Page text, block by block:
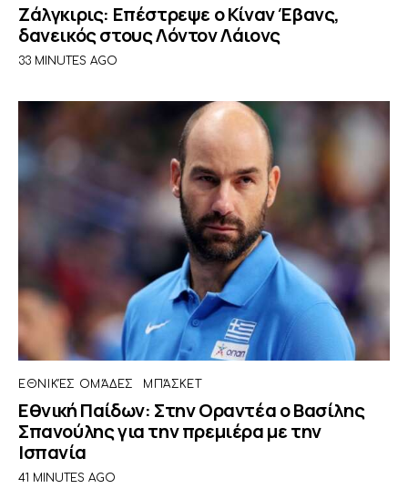
Ζάλγκιρις: Επέστρεψε ο Κίναν Έβανς,
δανεικός στους Λόντον Λάιονς
33 MINUTES AGO
ΕΘΝΙΚΈΣ ΟΜΆΔΕΣ ΜΠΆΣΚΕΤ
Εθνική Παίδων: Στην Οραντέα ο Βασίλης
Σπανούλης για την πρεμιέρα με την
Ισπανία
41 MINUTES AGO